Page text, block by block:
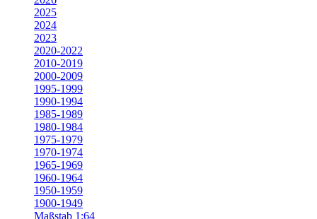
2025
2024
2023
2020-2022
2010-2019
2000-2009
1995-1999
1990-1994
1985-1989
1980-1984
1975-1979
1970-1974
1965-1969
1960-1964
1950-1959
1900-1949
Maßstab 1:64